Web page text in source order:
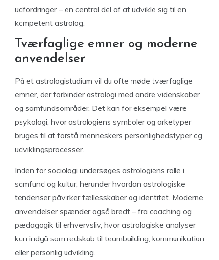
udfordringer – en central del af at udvikle sig til en
kompetent astrolog.
Tværfaglige emner og moderne
anvendelser
På et astrologistudium vil du ofte møde tværfaglige
emner, der forbinder astrologi med andre videnskaber
og samfundsområder. Det kan for eksempel være
psykologi, hvor astrologiens symboler og arketyper
bruges til at forstå menneskers personlighedstyper og
udviklingsprocesser.
Inden for sociologi undersøges astrologiens rolle i
samfund og kultur, herunder hvordan astrologiske
tendenser påvirker fællesskaber og identitet. Moderne
anvendelser spænder også bredt – fra coaching og
pædagogik til erhvervsliv, hvor astrologiske analyser
kan indgå som redskab til teambuilding, kommunikation
eller personlig udvikling.